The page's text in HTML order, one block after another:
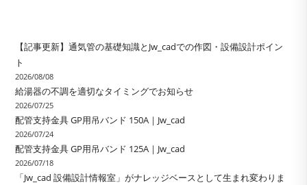
【記事更新】通気管の基礎知識とJw_cadでの作図・設備設計ポイン
ト
2026/08/08
給湯器の不調を適切なタイミングでお知らせ
2026/07/25
配管支持金具 GP用吊バンド 150A｜Jw_cad
2026/07/24
配管支持金具 GP用吊バンド 125A｜Jw_cad
2026/07/18
「Jw_cad 設備設計情報室」がナレッジベースとして生まれ変わりま